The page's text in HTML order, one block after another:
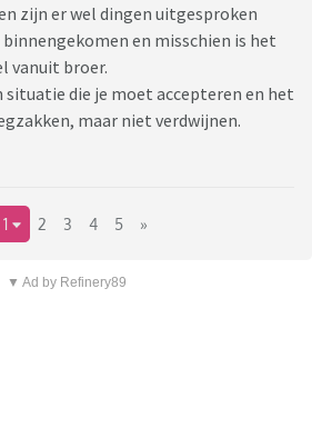
zijn er wel dingen uitgesproken
en misschien is het
vanuit broer.
situatie die je moet accepteren en het
maar niet verdwijnen.
1 2 3 4 5 »
▼ Ad by Refinery89